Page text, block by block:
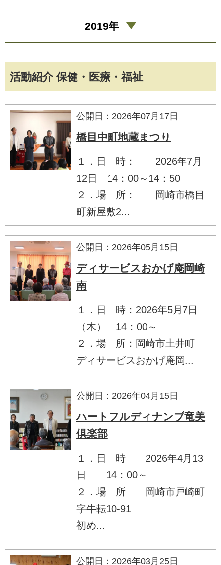
活動紹介 保健・医療・福祉
公開日：2026年07月17日
橋目中町地蔵まつり
１．日 時： 2026年7月
12日 14：00～14：50
２．場 所： 岡崎市橋目
町新屋敷2...
公開日：2026年05月15日
ディサービスおかげ庵岡崎
南
１．日 時：2026年5月7日
（木） 14：00～
２．場 所：岡崎市土井町
ディサービスおかげ庵岡...
公開日：2026年04月15日
ハートフルディナンブ竜美
倶楽部
１．日 時 2026年4月13
日 14：00～
２．場 所 岡崎市戸崎町
字牛転10-91
初め...
公開日：2026年03月25日
2019年